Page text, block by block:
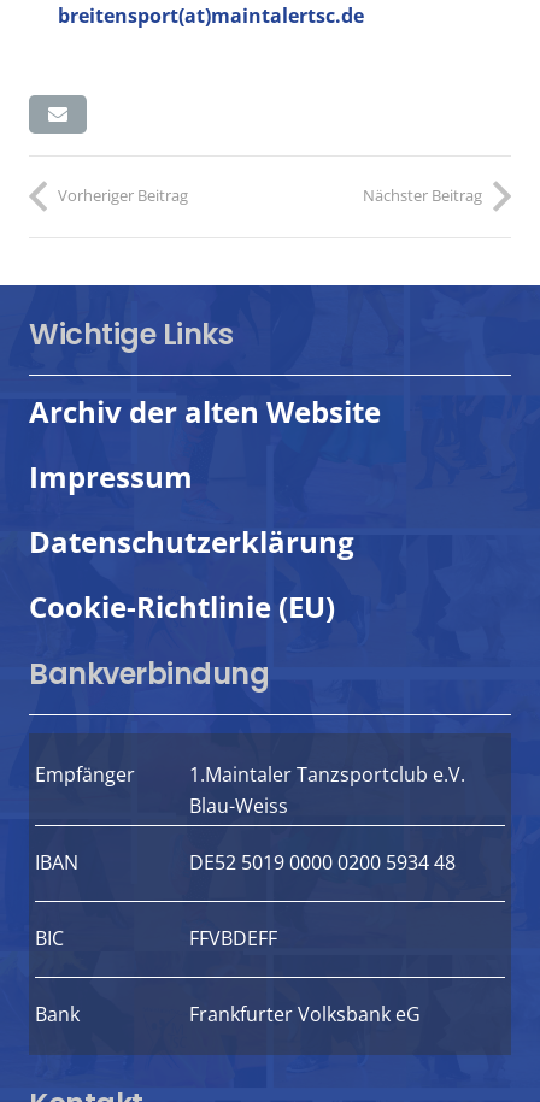
breitensport(at)maintalertsc.de
Vorheriger Beitrag Nächster Beitrag
Wichtige Links
Archiv der alten Website
Impressum
Datenschutzerklärung
Cookie-Richtlinie (EU)
Bankverbindung
Empfänger
1.Maintaler Tanzsportclub e.V.
Blau-Weiss
IBAN DE52 5019 0000 0200 5934 48
BIC FFVBDEFF
Bank Frankfurter Volksbank eG